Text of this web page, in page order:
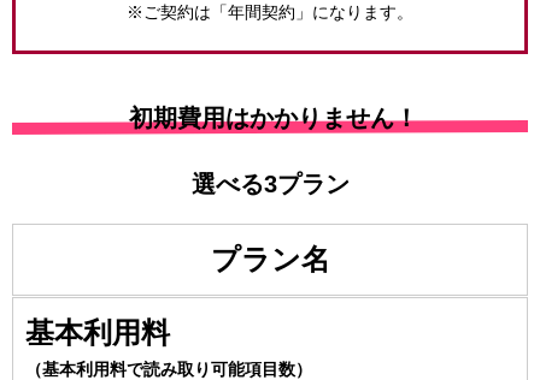
※ご契約は「年間契約」になります。
初期費用はかかりません！
選べる3プラン
プラン名
基本利用料
（基本利用料で読み取り可能項目数）